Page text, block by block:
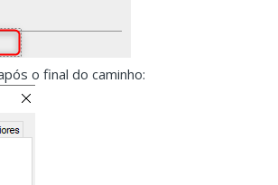
após o final do caminho: